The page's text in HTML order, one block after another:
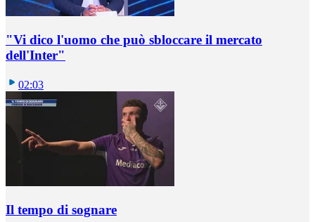
"Vi dico l'uomo che può sbloccare il mercato
dell'Inter"
02:03
Il tempo di sognare